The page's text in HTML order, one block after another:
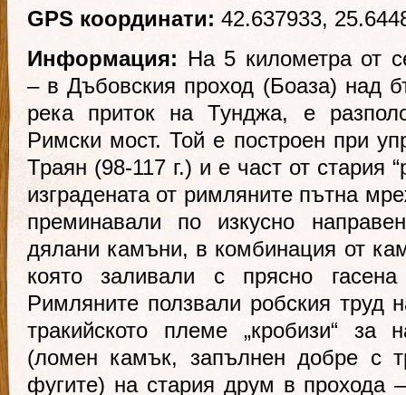
GPS координати: 42.637933,
Информация: На 5 километра от
– в Дъбовския проход (Боаза) над
река приток на Тунджа, е
Римски мост. Той е построен при
Траян (98-117 г.) и е част от стария
изградената от римляните пътна
преминавали по изкусно
дялани камъни, в комбинация от
която заливали с прясно
Римляните ползвали робския труд
тракийското племе „кробизи“ за
(ломен камък, запълнен добре с
фугите) на стария друм в прохода